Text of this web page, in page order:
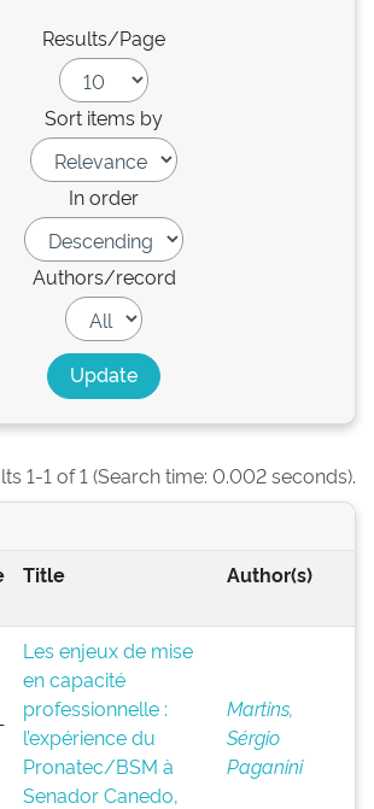
Results/Page
Sort items by
In order
Authors/record
1-1 of 1 (Search time: 0.002 seconds).
Title Author(s)
Les enjeux de mise
en capacité
professionnelle :
l’expérience du
Pronatec/BSM à
Senador Canedo,
Martins,
Sérgio
Paganini